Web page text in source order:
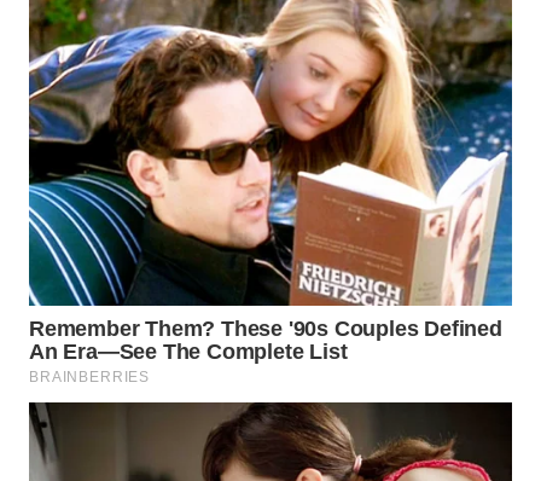
WN
KUNINGAN
WN
MAJALENGKA
WN
SUBANG
WN
SUKABUMI
PURWAKARTA